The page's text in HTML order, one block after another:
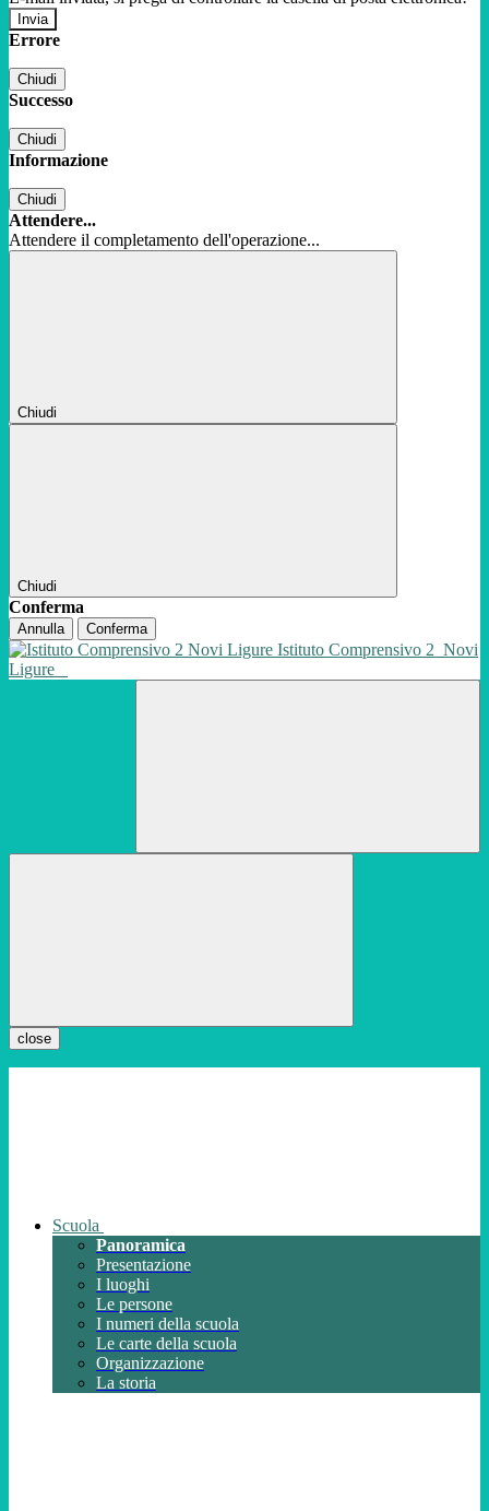
Errore
Chiudi
Successo
Chiudi
Informazione
Chiudi
Attendere...
Attendere il completamento dell'operazione...
Chiudi
Chiudi
Conferma
Annulla Conferma
Istituto Comprensivo 2 Novi
Ligure
close
Scuola
Panoramica
Presentazione
I luoghi
Le persone
I numeri della scuola
Le carte della scuola
Organizzazione
La storia